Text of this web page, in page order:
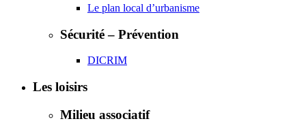
Le plan local d’urbanisme
Sécurité – Prévention
DICRIM
Les loisirs
Milieu associatif